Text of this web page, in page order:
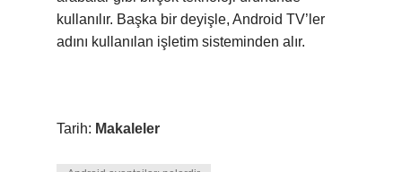
kullanılır. Başka bir deyişle, Android TV’ler
adını kullanılan işletim sisteminden alır.
Tarih: Makaleler